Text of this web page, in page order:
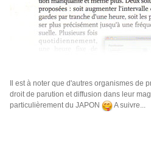
Il est à noter que d'autres organismes de
droit de parution et diffusion dans leur
particulièrement du JAPON
A suivre...